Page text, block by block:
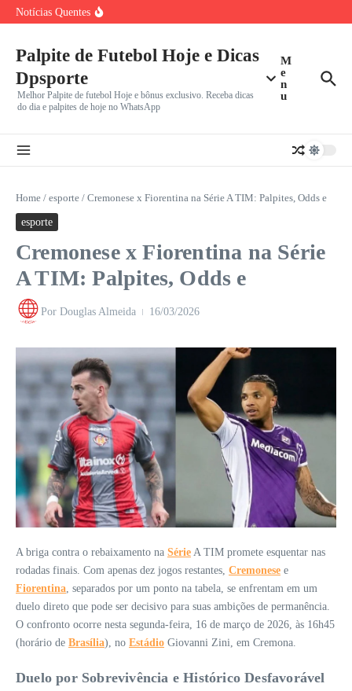
Ir para o conteúdo
Notícias Quentes
Defesa de Nicolas Bosshardt, Joia do São Paulo, Nega
Palpite de Futebol Hoje e Dicas
Dpsporte
Melhor Palpite de futebol Hoje e bônus exclusivo. Receba dicas
do dia e palpites de hoje no WhatsApp
M
e
n
u
Home / esporte / Cremonese x Fiorentina na Série A TIM: Palpites, Odds e
esporte
Cremonese x Fiorentina na Série
A TIM: Palpites, Odds e
Por Douglas Almeida 16/03/2026
A briga contra o rebaixamento na Série A TIM promete esquentar nas
rodadas finais. Com apenas dez jogos restantes, Cremonese e
Fiorentina , separados por um ponto na tabela, se enfrentam em um
duelo direto que pode ser decisivo para suas ambições de permanência.
O confronto ocorre nesta segunda-feira, 16 de março de 2026, às 16h45
(horário de Brasília), no Estádio Giovanni Zini, em Cremona.
Duelo por Sobrevivência e Histórico Desfavorável